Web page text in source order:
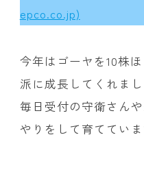
epco.co.jp)
今年はゴーヤを10株
派に成長してくれまし
毎日受付の守衛さん
やりをして育てていま